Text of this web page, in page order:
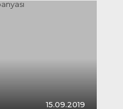
15.09.2019